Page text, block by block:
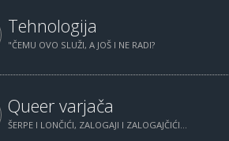
Tehnologija
"ČEMU OVO SLUŽI, A JOŠ I NE RADI?
Queer varjača
ŠERPE I LONČIĆI, ZALOGAJI I ZALOGAJČIĆI...